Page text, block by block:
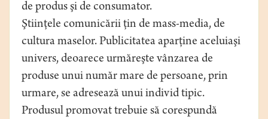
de produs şi de consumator.
Ştiinţele comunicării ţin de mass-media, de
cultura maselor. Publicitatea aparţine aceluiaşi
univers, deoarece urmăreşte vânzarea de
produse unui număr mare de persoane, prin
urmare, se adresează unui individ tipic.
Produsul promovat trebuie să corespundă